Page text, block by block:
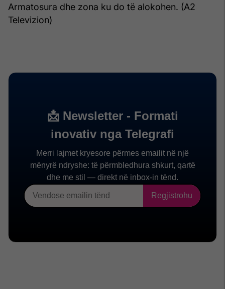
Armatosura dhe zona ku do të alokohen. (A2
Televizion)